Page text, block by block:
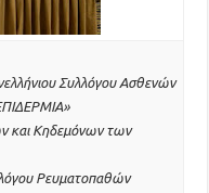
Συλλόγου Ασθενών
και Κηδεμόνων των
Ρευματοπαθών